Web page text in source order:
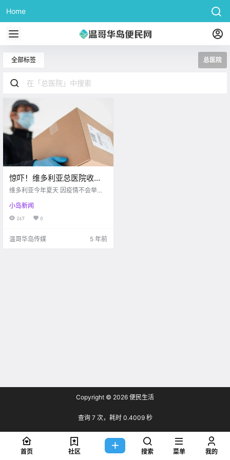
Home
全部标签 总医院
惊吓！维多利亚总医院收到
莫名包裹！连温哥华的拆弹
维多利亚今年夏天 因疫情不会举行
夏天到了 室外天气好得不得了 在疫
情之前 每年夏天都会有各式各样的
小岛新闻
267 0
温哥华岛传媒 5 年前
Copyright © 2026 便民生活
查询 7 次，耗时 0.4009 秒
首页 社区 搜索 菜单 我的